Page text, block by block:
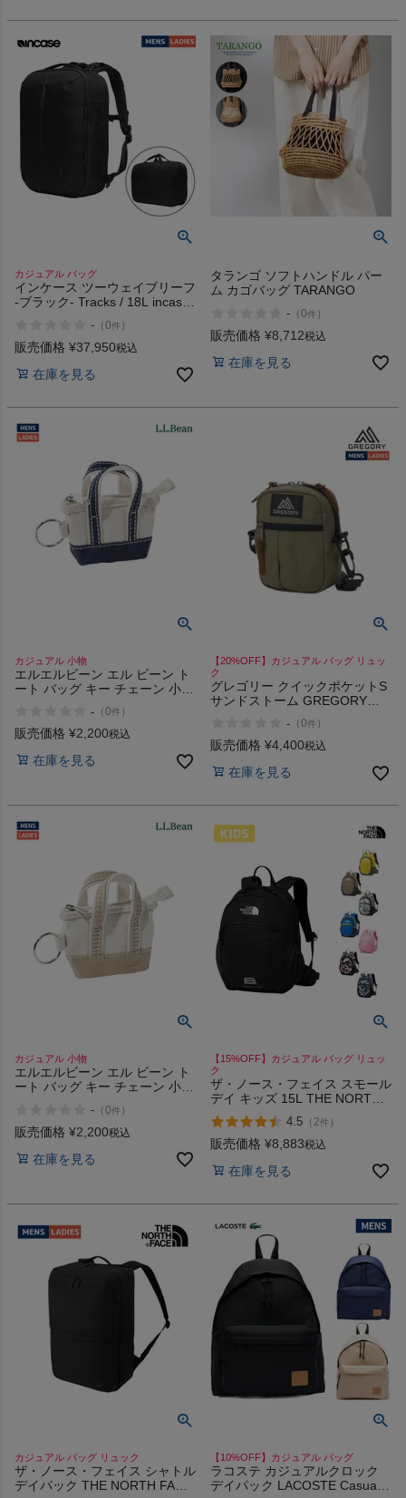
カジュアル バッグ
インケース ツーウェイブリーフ
-ブラック- Tracks / 18L incase
- （0件 ）
販売価格 ¥37,950税込
在庫を見る
タランゴ ソフトハンドル パー
ム カゴバッグ TARANGO
- （0件 ）
販売価格 ¥8,712税込
在庫を見る
カジュアル 小物
エルエルビーン エル ビーン ト
ート バッグ キー チェーン 小物
アル キーチェーン L.L.Bean
- （0件 ）
販売価格 ¥2,200税込
在庫を見る
【20%OFF】カジュアル バッグ リュッ
ク
グレゴリー クイックポケットS
サンドストーム GREGORY
- （0件 ）
販売価格 ¥4,400税込
在庫を見る
カジュアル 小物
エルエルビーン エル ビーン ト
ート バッグ キー チェーン 小物
アル キーチェーン L.L.Bean
- （0件 ）
販売価格 ¥2,200税込
在庫を見る
【15%OFF】カジュアル バッグ リュッ
ク
ザ・ノース・フェイス スモール
デイ キッズ 15L THE NORTH
FACE Small Day
4.5 （ 2件 ）
販売価格 ¥8,883税込
在庫を見る
カジュアル バッグ リュック
ザ・ノース・フェイス シャトル
デイパック THE NORTH FACE
【10%OFF】カジュアル バッグ
ラコステ カジュアルクロック
デイパック LACOSTE Casual